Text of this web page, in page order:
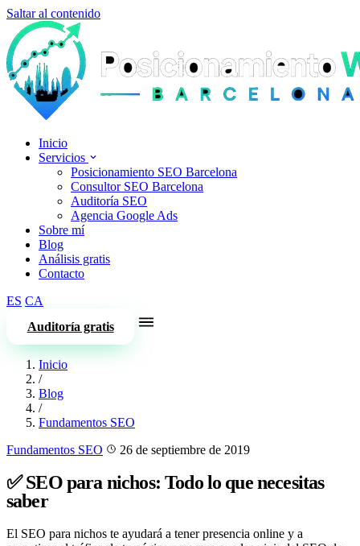
Saltar al contenido
Inicio
Servicios
Posicionamiento SEO Barcelona
Consultor SEO Barcelona
Auditoría SEO
Agencia Google Ads
Sobre mí
Blog
Análisis gratis
Contacto
ES CA
Auditoría gratis
Inicio
/
Blog
/
Fundamentos SEO
Fundamentos SEO
26 de septiembre de 2019
✅ SEO para nichos: Todo lo que necesitas
saber
El SEO para nichos te ayudará a tener presencia online y a